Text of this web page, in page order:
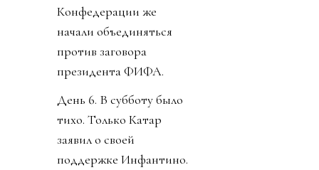
Конфедерации же
начали объединяться
против заговора
президента ФИФА.
День 6. В субботу было
тихо. Только Катар
заявил о своей
поддержке Инфантино.